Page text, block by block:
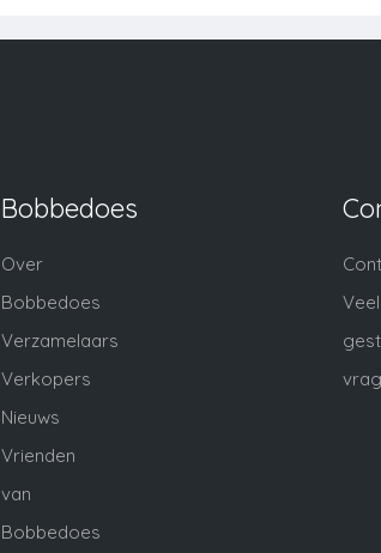
Bobbedoes
Over
Bobbedoes
Verzamelaars
Verkopers
Nieuws
Vrienden
van
Bobbedoes
Veel